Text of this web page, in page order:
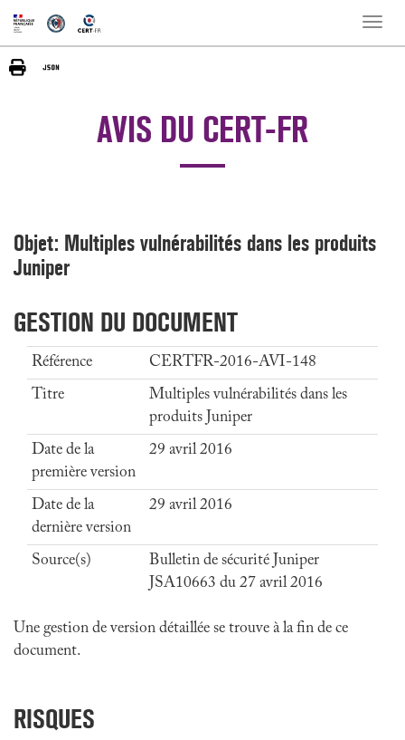
Toggle
AVIS DU CERT-FR
Objet: Multiples vulnérabilités dans les produits
Juniper
GESTION DU DOCUMENT
Référence
CERTFR-2016-AVI-148
Titre
Multiples vulnérabilités dans les
produits Juniper
Date de la
première version
29 avril 2016
Date de la
dernière version
29 avril 2016
Source(s)
Bulletin de sécurité Juniper
JSA10663 du 27 avril 2016
Une gestion de version détaillée se trouve à la fin de ce
document.
RISQUES